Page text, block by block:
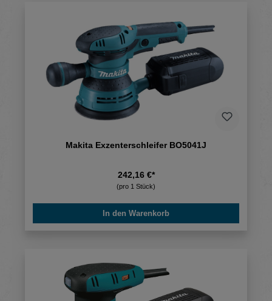
Makita Exzenterschleifer BO5041J
242,16 €*
(pro 1 Stück)
In den Warenkorb